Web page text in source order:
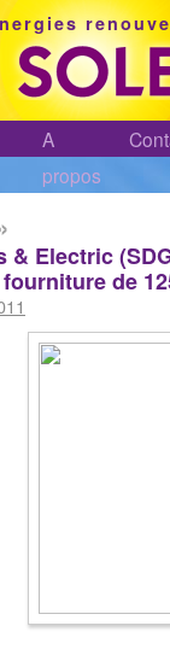
A
propos
& Electric
de